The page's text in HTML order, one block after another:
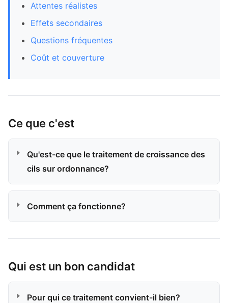
Attentes réalistes
Effets secondaires
Questions fréquentes
Coût et couverture
Ce que c'est
Qu'est-ce que le traitement de croissance des
cils sur ordonnance?
Comment ça fonctionne?
Qui est un bon candidat
Pour qui ce traitement convient-il bien?